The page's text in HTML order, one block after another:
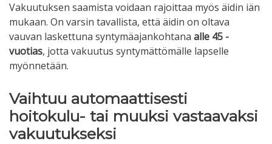
Vakuutuksen saamista voidaan rajoittaa myös äidin iän
mukaan. On varsin tavallista, että äidin on oltava
vauvan laskettuna syntymäajankohtana alle 45 -
vuotias, jotta vakuutus syntymättömälle lapselle
myönnetään.
Vaihtuu automaattisesti
hoitokulu- tai muuksi vastaavaksi
vakuutukseksi